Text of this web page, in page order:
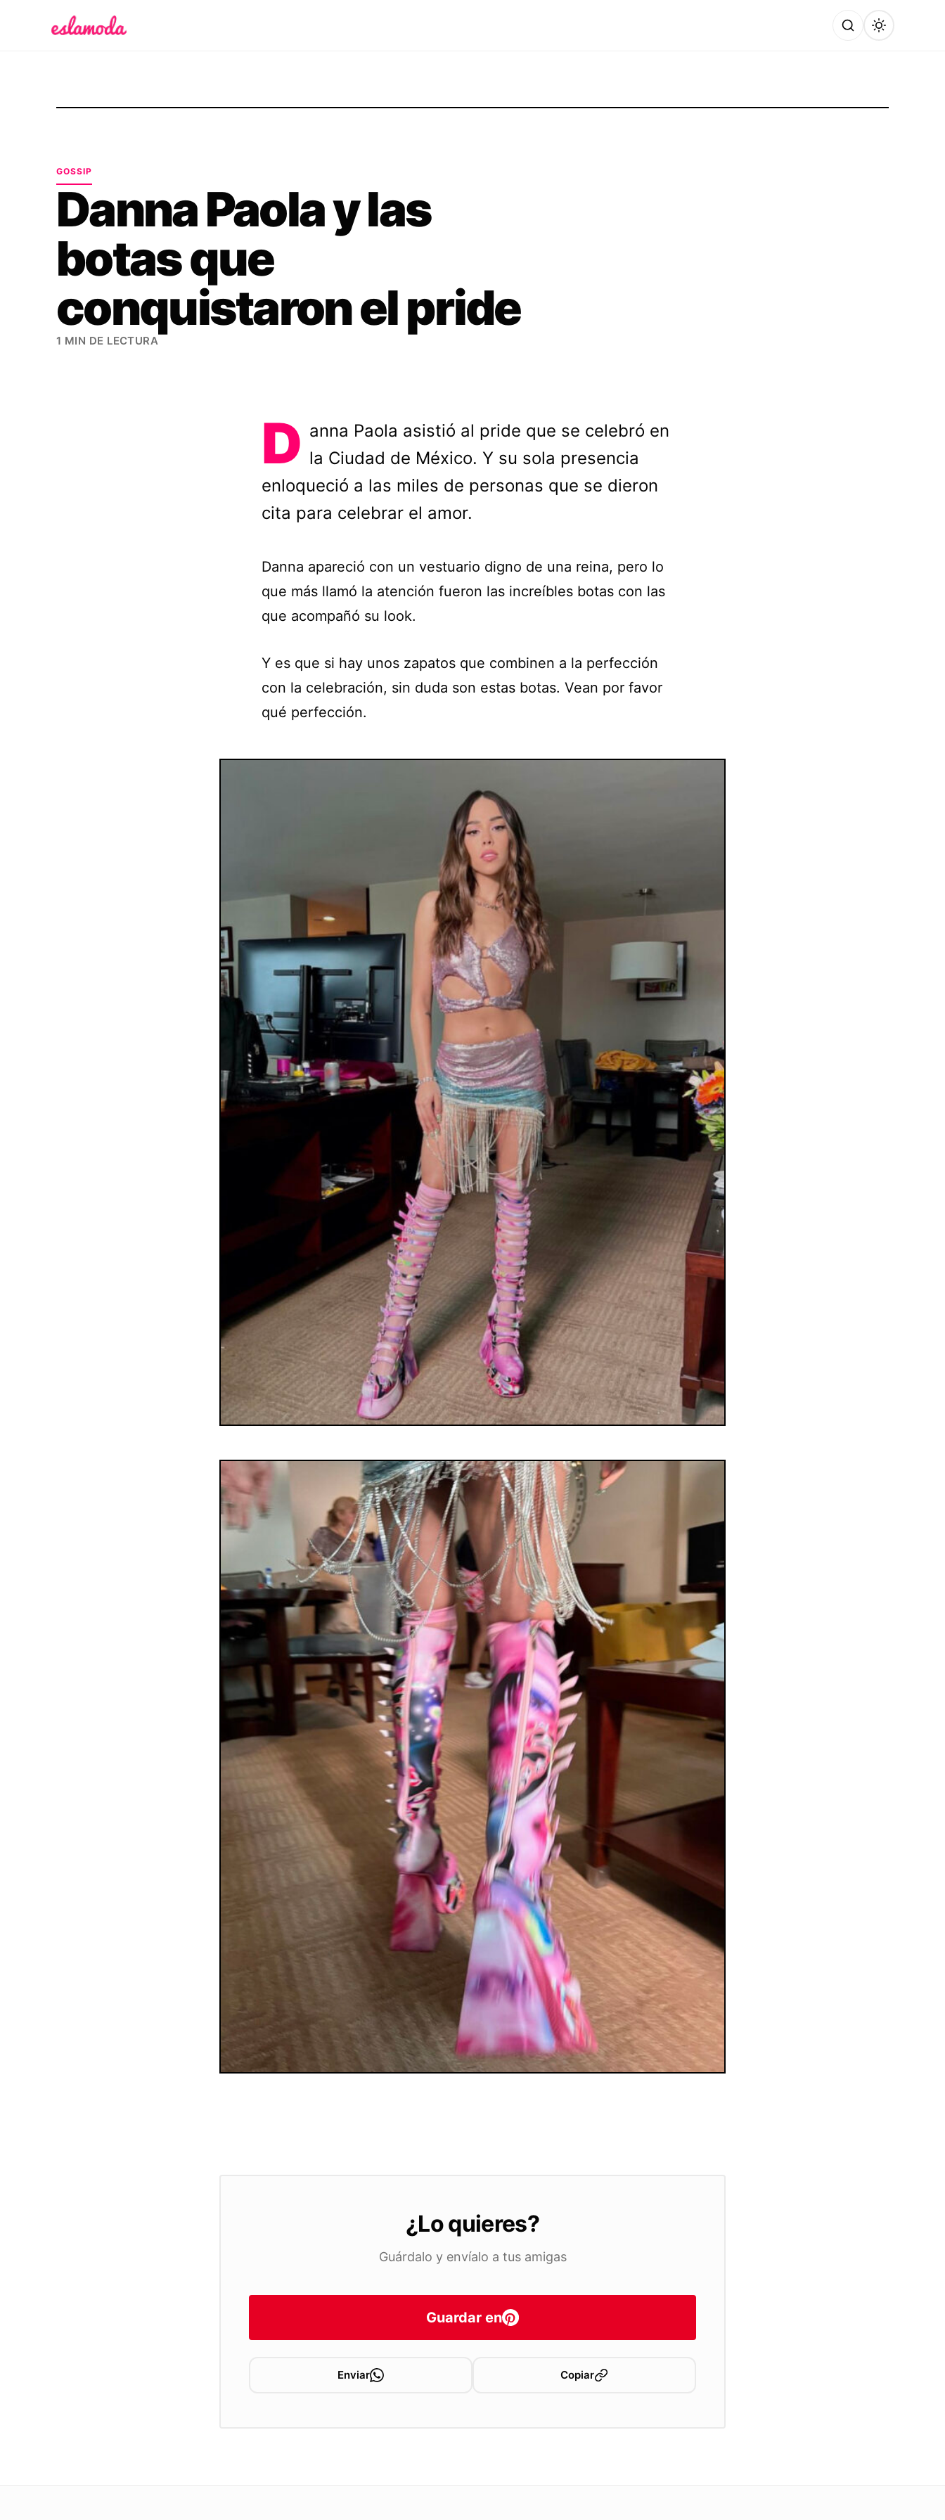
GOSSIP
Danna Paola y las
botas que
conquistaron el pride
1 MIN DE LECTURA
D anna Paola asistió al pride que se celebró en
la Ciudad de México. Y su sola presencia
enloqueció a las miles de personas que se dieron
cita para celebrar el amor.
Danna apareció con un vestuario digno de una reina, pero lo
que más llamó la atención fueron las increíbles botas con las
que acompañó su look.
Y es que si hay unos zapatos que combinen a la perfección
con la celebración, sin duda son estas botas. Vean por favor
qué perfección.
¿Lo quieres?
Guárdalo y envíalo a tus amigas
Guardar en
Enviar Copiar